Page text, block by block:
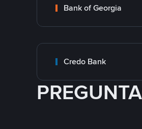
Bank of Georgia
Credo Bank